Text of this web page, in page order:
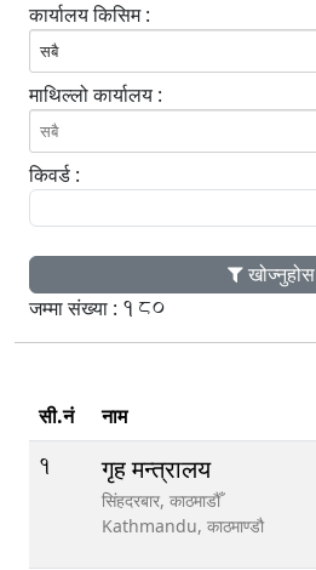
कार्यालय किसिम :
सबै
माथिल्लो कार्यालय :
किवर्ड :
खोज्नुहोस
जम्मा संख्या : 180
सी.नं नाम
1 गृह मन्त्रालय
सिंहदरबार, काठमाडौँ
Kathmandu, काठमाण्डौ